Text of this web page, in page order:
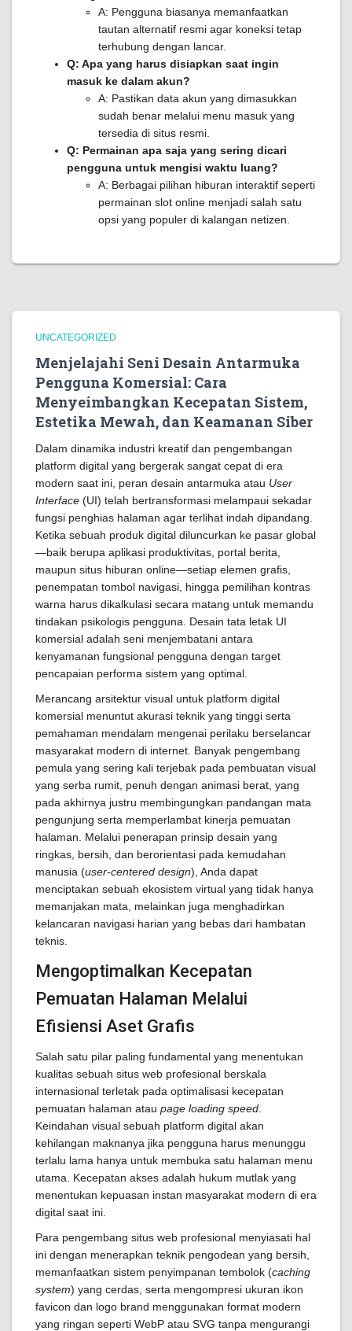
A: Pengguna biasanya memanfaatkan
tautan alternatif resmi agar koneksi tetap
terhubung dengan lancar.
Q: Apa yang harus disiapkan saat ingin
masuk ke dalam akun?
A: Pastikan data akun yang dimasukkan
sudah benar melalui menu masuk yang
tersedia di situs resmi.
Q: Permainan apa saja yang sering dicari
pengguna untuk mengisi waktu luang?
A: Berbagai pilihan hiburan interaktif seperti
permainan slot online menjadi salah satu
opsi yang populer di kalangan netizen.
UNCATEGORIZED
Menjelajahi Seni Desain Antarmuka
Pengguna Komersial: Cara
Menyeimbangkan Kecepatan Sistem,
Estetika Mewah, dan Keamanan Siber
Dalam dinamika industri kreatif dan pengembangan
platform digital yang bergerak sangat cepat di era
modern saat ini, peran desain antarmuka atau User
Interface (UI) telah bertransformasi melampaui sekadar
fungsi penghias halaman agar terlihat indah dipandang.
Ketika sebuah produk digital diluncurkan ke pasar global
—baik berupa aplikasi produktivitas, portal berita,
maupun situs hiburan online—setiap elemen grafis,
penempatan tombol navigasi, hingga pemilihan kontras
warna harus dikalkulasi secara matang untuk memandu
tindakan psikologis pengguna. Desain tata letak UI
komersial adalah seni menjembatani antara
kenyamanan fungsional pengguna dengan target
pencapaian performa sistem yang optimal.
Merancang arsitektur visual untuk platform digital
komersial menuntut akurasi teknik yang tinggi serta
pemahaman mendalam mengenai perilaku berselancar
masyarakat modern di internet. Banyak pengembang
pemula yang sering kali terjebak pada pembuatan visual
yang serba rumit, penuh dengan animasi berat, yang
pada akhirnya justru membingungkan pandangan mata
pengunjung serta memperlambat kinerja pemuatan
halaman. Melalui penerapan prinsip desain yang
ringkas, bersih, dan berorientasi pada kemudahan
manusia (user-centered design), Anda dapat
menciptakan sebuah ekosistem virtual yang tidak hanya
memanjakan mata, melainkan juga menghadirkan
kelancaran navigasi harian yang bebas dari hambatan
teknis.
Mengoptimalkan Kecepatan
Pemuatan Halaman Melalui
Efisiensi Aset Grafis
Salah satu pilar paling fundamental yang menentukan
kualitas sebuah situs web profesional berskala
internasional terletak pada optimalisasi kecepatan
pemuatan halaman atau page loading speed
Keindahan visual sebuah platform digital akan
kehilangan maknanya jika pengguna harus menunggu
terlalu lama hanya untuk membuka satu halaman menu
utama. Kecepatan akses adalah hukum mutlak yang
menentukan kepuasan instan masyarakat modern di era
digital saat ini.
Para pengembang situs web profesional menyiasati hal
ini dengan menerapkan teknik pengodean yang bersih,
memanfaatkan sistem penyimpanan tembolok (caching
system) yang cerdas, serta mengompresi ukuran ikon
favicon dan logo brand menggunakan format modern
yang ringan seperti WebP atau SVG tanpa mengurangi